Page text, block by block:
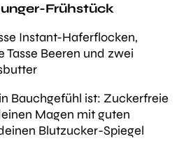
Frühstück
Instant-Haferflocken,
Tasse Beeren und zwei
Bauchgefühl ist: Zuckerfreie
Magen mit guten
Blutzucker-Spiegel